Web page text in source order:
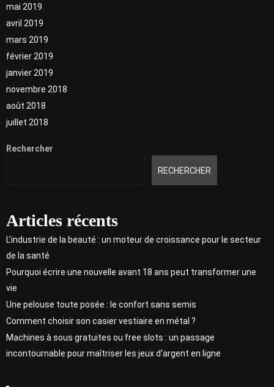
mai 2019
avril 2019
mars 2019
février 2019
janvier 2019
novembre 2018
août 2018
juillet 2018
Rechercher
RECHERCHER
Articles récents
L’industrie de la beauté : un moteur de croissance pour le secteur
de la santé
Pourquoi écrire une nouvelle avant 18 ans peut transformer une
vie
Une pelouse toute posée : le confort sans semis
Comment choisir son casier vestiaire en métal ?
Machines à sous gratuites ou free slots : un passage
incontournable pour maîtriser les jeux d’argent en ligne